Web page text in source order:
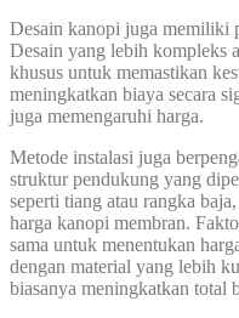
Desain kanopi juga memiliki
Desain yang lebih kompleks
khusus untuk memastikan
meningkatkan biaya secara
juga memengaruhi harga.
Metode instalasi juga
struktur pendukung yang
seperti tiang atau rangka
harga kanopi membran.
sama untuk menentukan
dengan material yang lebih
biasanya meningkatkan total